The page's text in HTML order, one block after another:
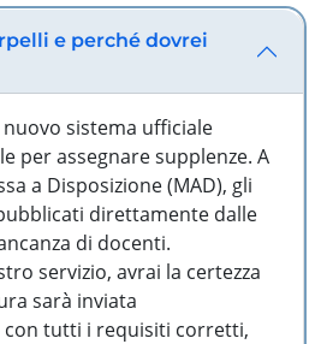
e perché dovrei
sistema ufficiale
per assegnare supplenze. A
a Disposizione (MAD), gli
direttamente dalle
di docenti.
servizio, avrai la certezza
sarà inviata
tutti i requisiti corretti,